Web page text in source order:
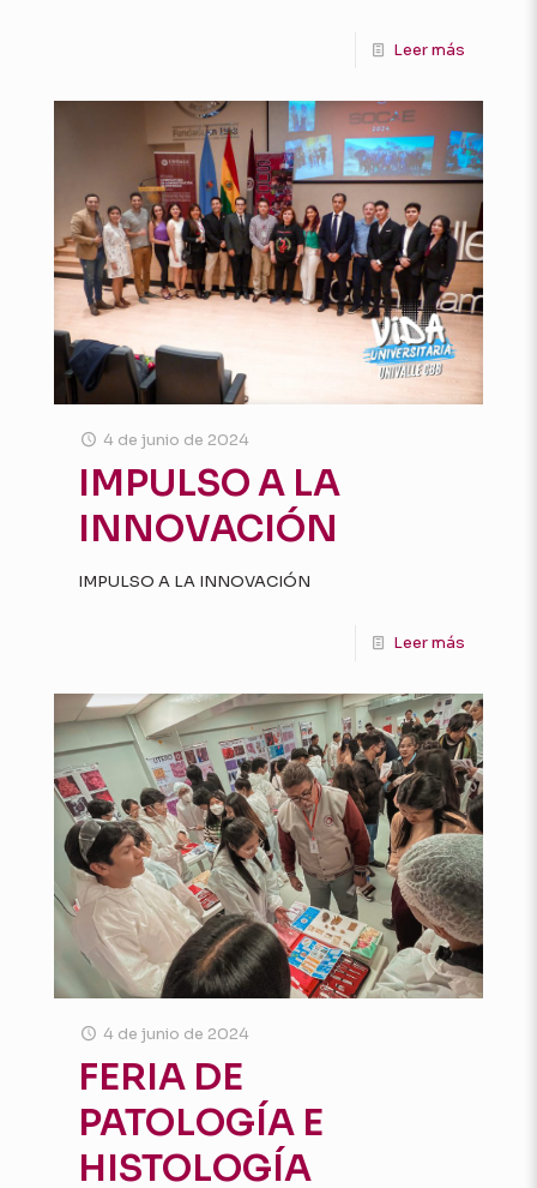
Leer más
4 de junio de 2024
IMPULSO A LA
INNOVACIÓN
IMPULSO A LA INNOVACIÓN
Leer más
4 de junio de 2024
FERIA DE
PATOLOGÍA E
HISTOLOGÍA